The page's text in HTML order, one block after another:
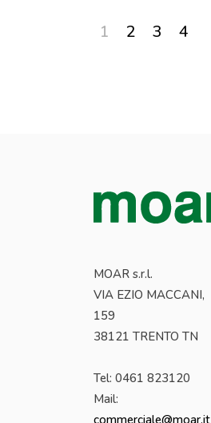
1 2 3 4
MOAR s.r.l.
VIA EZIO MACCANI,
159
38121 TRENTO TN
Tel: 0461 823120
Mail:
commerciale@moar.it